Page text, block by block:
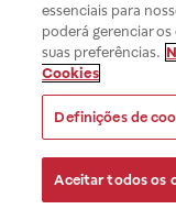
essenciais para
poderá gerenciar
suas preferências.
Cookies
Definições de
Aceitar todos os